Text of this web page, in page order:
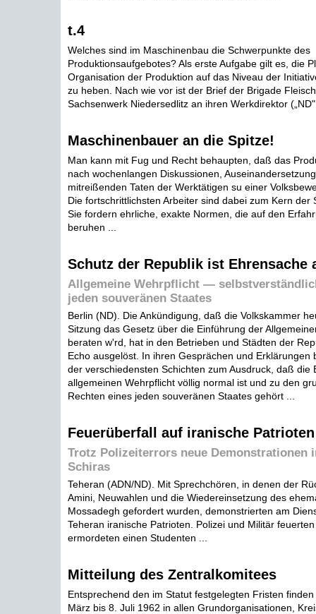
t.4
Welches sind im Maschinenbau die Schwerpunkte des
Produktionsaufgebotes? Als erste Aufgabe gilt es, die
Organisation der Produktion auf das Niveau der
zu heben. Nach wie vor ist der Brief der Brigade
Sachsenwerk Niedersedlitz an ihren Werkdirektor
Maschinenbauer an die Spitze!
Man kann mit Fug und Recht behaupten, daß das
nach wochenlangen Diskussionen,
mitreißenden Taten der Werktätigen su einer
Die fortschrittlichsten Arbeiter sind dabei zum Kern der
Sie fordern ehrliche, exakte Normen, die auf den
beruhen ...
Schutz der Republik ist Ehrensache
Allgemeine Wehrpflicht —
jeden souveränen Staates
Berlin (ND). Die Ankündigung, daß die Volkskammer
Sitzung das Gesetz über die Einführung der
beraten w'rd, hat in den Betrieben und Städten der
Echo ausgelöst. In ihren Gesprächen und Erklärungen
der verschiedensten Schichten zum Ausdruck, daß die
allgemeinen Wehrpflicht völlig normal ist und zu den
Rechten eines jeden souveränen Staates gehört ...
Feuerüberfall auf iranische Patrioten
Trotz Polizeiterrors neue Demonstrationen
Schiras
Teheran (ADN/ND). Mit Sprechchören, in denen der
Amini, Neuwahlen und die Wiedereinsetzung des
Mossadegh gefordert wurden, demonstrierten am
Teheran iranische Patrioten. Polizei und Militär
ermordeten einen Studenten ...
Mitteilung des Zentralkomitees
Entsprechend den im Statut festgelegten Fristen
März bis 8. Juli 1962 in allen Grundorganisationen,